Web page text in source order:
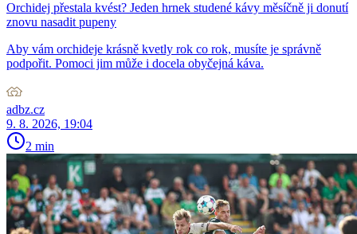
Orchidej přestala kvést? Jeden hrnek studené kávy měsíčně ji donutí
znovu nasadit pupeny
Aby vám orchideje krásně kvetly rok co rok, musíte je správně
podpořit. Pomoci jim může i docela obyčejná káva.
adbz.cz
9. 8. 2026, 19:04
2 min